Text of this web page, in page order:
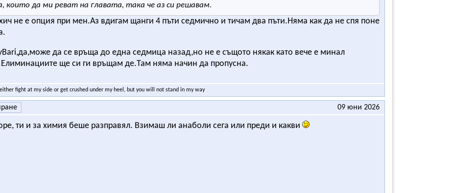
които да ми реват на главата, така че аз си решавам.
не е опция при мен.Аз вдигам щанги 4 пъти седмично и тичам два пъти.Няма как да не спя поне
да се връща до една седмица назад,но не е същото някак като вече е минал
ще си ги връщам де.Там няма начин да пропусна.
either fight at my side or get crushed under my heel, but you will not stand in my way
09 юни 2026
ти и за химия беше разправял. Взимаш ли анаболи сега или преди и какви